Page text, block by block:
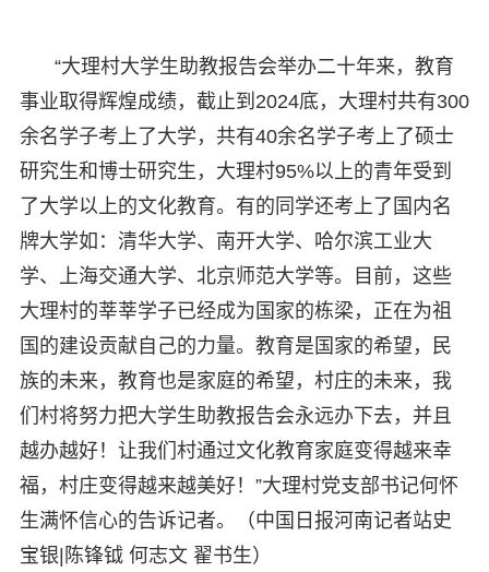
“大理村大学生助教报告会举办二十年来，教育
事业取得辉煌成绩，截止到2024底，大理村共有300
余名学子考上了大学，共有40余名学子考上了硕士
研究生和博士研究生，大理村95%以上的青年受到
了大学以上的文化教育。有的同学还考上了国内名
牌大学如：清华大学、南开大学、哈尔滨工业大
学、上海交通大学、北京师范大学等。目前，这些
大理村的莘莘学子已经成为国家的栋梁，正在为祖
国的建设贡献自己的力量。教育是国家的希望，民
族的未来，教育也是家庭的希望，村庄的未来，我
们村将努力把大学生助教报告会永远办下去，并且
越办越好！让我们村通过文化教育家庭变得越来幸
福，村庄变得越来越美好！”大理村党支部书记何怀
生满怀信心的告诉记者。（中国日报河南记者站史
宝银|陈锋钺 何志文 翟书生）